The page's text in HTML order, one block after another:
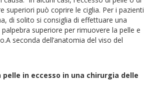
superiori può coprire le ciglia. Per i pazienti
di solito si consiglia di effettuare una
superiore per rimuovere la pelle e
A seconda dell’anatomia del viso del
pelle in eccesso in una chirurgia delle